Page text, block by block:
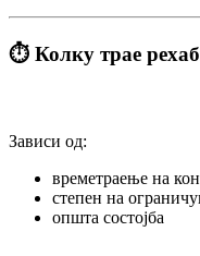
⏱️ Колку трае
Зависи од:
времетраење на
степен на
општа состојба